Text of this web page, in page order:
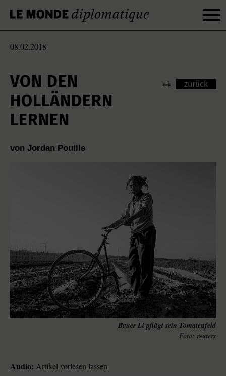
08.02.2018
VON DEN
HOLLÄNDERN
LERNEN
zurück
von Jordan Pouille
Bauer Li pflügt sein Tomatenfeld
reuters
Audio: Artikel vorlesen lassen